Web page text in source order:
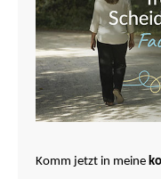
Komm jetzt in meine